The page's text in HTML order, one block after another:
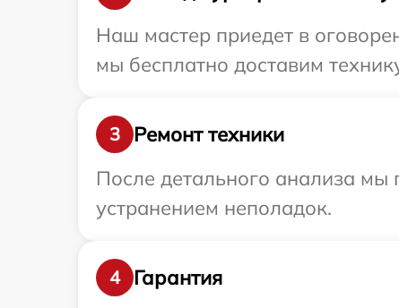
Наш мастер приедет в
мы бесплатно доставим
3
Ремонт техники
После детального анализа мы
устранением неполадок.
4
Гарантия